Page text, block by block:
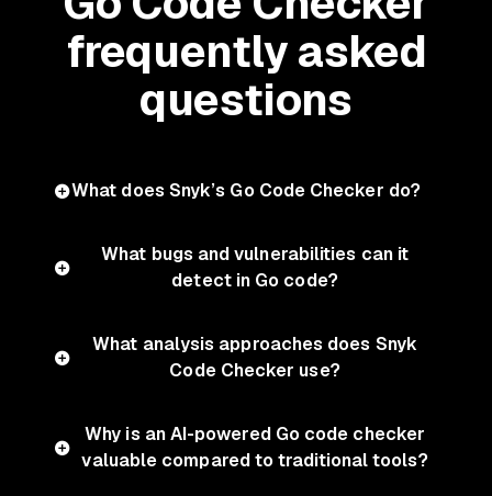
frequently asked
questions
What does Snyk’s Go Code Checker do?
What bugs and vulnerabilities can it
detect in Go code?
What analysis approaches does Snyk
Code Checker use?
Why is an AI-powered Go code checker
valuable compared to traditional tools?